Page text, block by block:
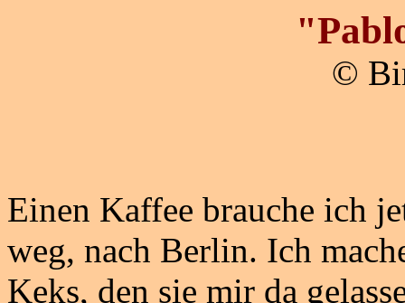
©
Einen Kaffee brauche ich
weg, nach Berlin. Ich
Keks, den sie mir da